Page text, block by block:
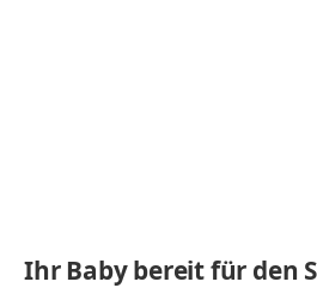
Ihr Baby bereit für den